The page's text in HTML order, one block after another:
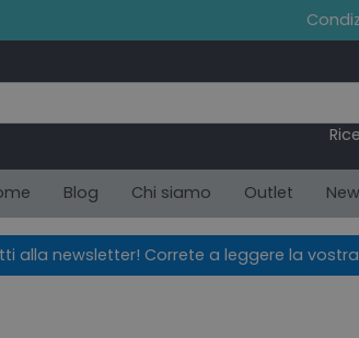
Blog Chi siamo Outlet
alla newsletter! Correte a leggere la